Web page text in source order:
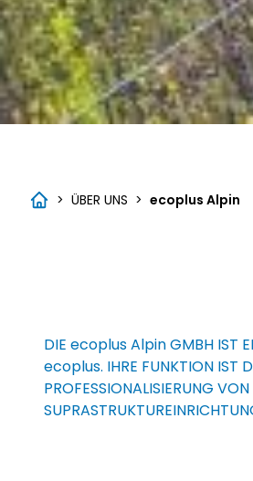
> ÜBER UNS > ecoplus Alpin
DIE ecoplus AlpinGMBH IST
ecoplus. IHRE FUNKTION IST
PROFESSIONALISIERUNG